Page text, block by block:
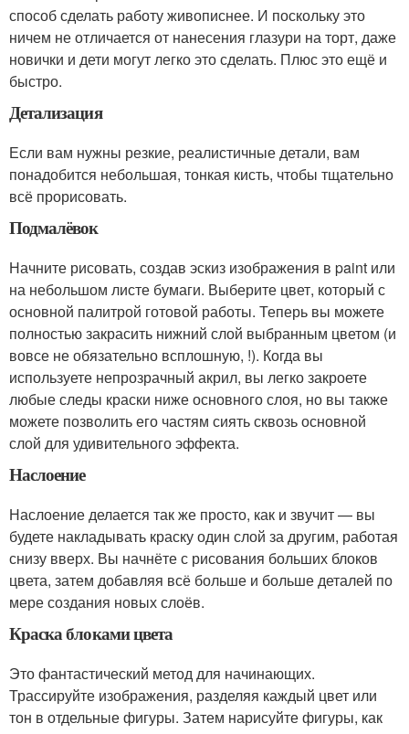
способ сделать работу живописнее. И поскольку это
ничем не отличается от нанесения глазури на торт, даже
новички и дети могут легко это сделать. Плюс это ещё и
быстро.
Детализация
Если вам нужны резкие, реалистичные детали, вам
понадобится небольшая, тонкая кисть, чтобы тщательно
всё прорисовать.
Подмалёвок
Начните рисовать, создав эскиз изображения в paint или
на небольшом листе бумаги. Выберите цвет, который с
основной палитрой готовой работы. Теперь вы можете
полностью закрасить нижний слой выбранным цветом (и
вовсе не обязательно всплошную, !). Когда вы
используете непрозрачный акрил, вы легко закроете
любые следы краски ниже основного слоя, но вы также
можете позволить его частям сиять сквозь основной
слой для удивительного эффекта.
Наслоение
Наслоение делается так же просто, как и звучит — вы
будете накладывать краску один слой за другим, работая
снизу вверх. Вы начнёте с рисования больших блоков
цвета, затем добавляя всё больше и больше деталей по
мере создания новых слоёв.
Краска блоками цвета
Это фантастический метод для начинающих.
Трассируйте изображения, разделяя каждый цвет или
тон в отдельные фигуры. Затем нарисуйте фигуры, как